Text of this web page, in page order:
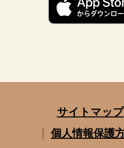
サイトマップ
個人情報保護